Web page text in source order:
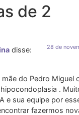
de 2
disse: 28 de
mãe do Pedro Miguel
.
e sua equipe por
fazermos